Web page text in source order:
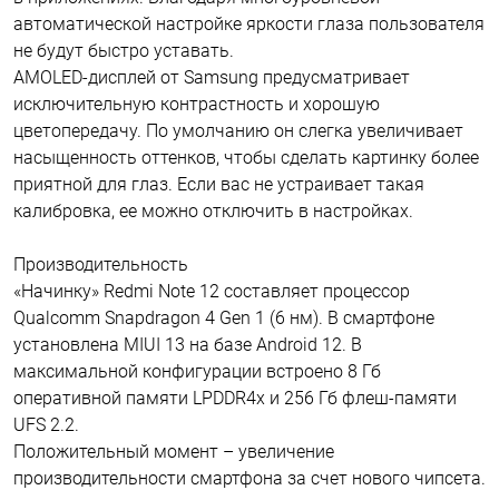
автоматической настройке яркости глаза пользователя
не будут быстро уставать.
AMOLED-дисплей от Samsung предусматривает
исключительную контрастность и хорошую
цветопередачу. По умолчанию он слегка увеличивает
насыщенность оттенков, чтобы сделать картинку более
приятной для глаз. Если вас не устраивает такая
калибровка, ее можно отключить в настройках.
Производительность
«Начинку» Redmi Note 12 составляет процессор
Qualcomm Snapdragon 4 Gen 1 (6 нм). В смартфоне
установлена MIUI 13 на базе Android 12. В
максимальной конфигурации встроено 8 Гб
оперативной памяти LPDDR4x и 256 Гб флеш-памяти
UFS 2.2.
Положительный момент – увеличение
производительности смартфона за счет нового чипсета.